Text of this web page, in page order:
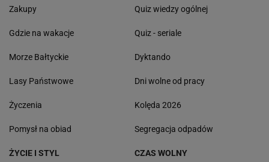
Zakupy
Gdzie na wakacje
Morze Bałtyckie
Lasy Państwowe
Życzenia
Pomysł na obiad
Quiz wiedzy ogólnej
Quiz - seriale
Dyktando
Dni wolne od pracy
Kolęda 2026
Segregacja odpadów
ŻYCIE I STYL CZAS WOLNY